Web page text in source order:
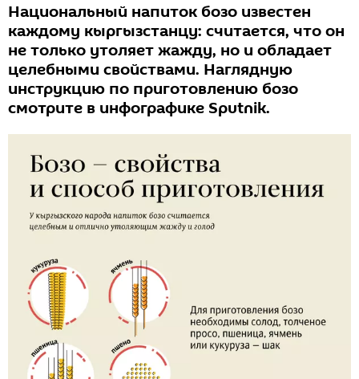
Национальный напиток бозо известен
каждому кыргызстанцу: считается, что он
не только утоляет жажду, но и обладает
целебными свойствами. Наглядную
инструкцию по приготовлению бозо
смотрите в инфографике Sputnik.